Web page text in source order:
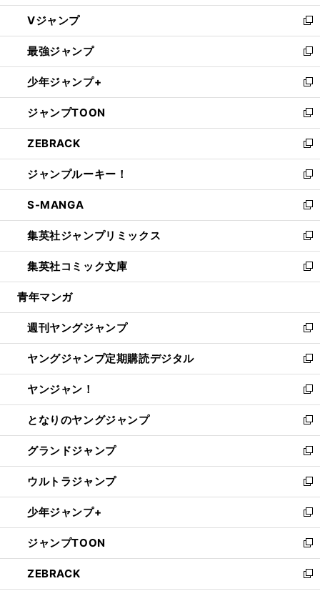
ウ
ィ
ン
ド
ウ
で
開
く
し
い
ウ
ィ
ン
ド
ウ
で
開
く
Vジャンプ
新
し
い
ウ
ィ
ン
ド
ウ
で
開
く
最強ジャンプ
新
し
い
ウ
ィ
ン
ド
ウ
で
開
く
少年ジャンプ+
新
し
い
ウ
ィ
ン
ド
ウ
で
開
く
ジャンプTOON
新
し
い
ウ
ィ
ン
ド
ウ
で
開
く
ZEBRACK
新
し
い
ウ
ィ
ン
ド
ウ
で
開
ジャンプルーキー！
新
し
い
ウ
ィ
ン
ド
ウ
開
く
S-MANGA
新
し
い
ウ
ィ
ン
ウ
で
開
く
集英社ジャンプリミックス
新
し
い
ウ
ン
ド
ウ
で
開
く
集英社コミック文庫
新
し
ウ
ィ
ン
ド
ウ
で
開
く
青年マンガ
週刊ヤングジャンプ
新
し
い
ウ
ィ
ン
ド
ウ
で
開
く
ヤングジャンプ定期購読デジタル
新
し
い
ウ
ィ
ン
ド
ウ
で
開
く
ヤンジャン！
新
し
い
ウ
ィ
ン
ド
ウ
で
開
く
となりのヤングジャンプ
新
し
い
ウ
ィ
ン
ド
ウ
で
開
く
グランドジャンプ
新
し
い
ウ
ィ
ン
ド
ウ
で
開
ウルトラジャンプ
新
し
い
ウ
ィ
ン
ド
ウ
少年ジャンプ+
新
し
い
ウ
ィ
ン
ジャンプTOON
新
し
い
ウ
ZEBRACK
新
し